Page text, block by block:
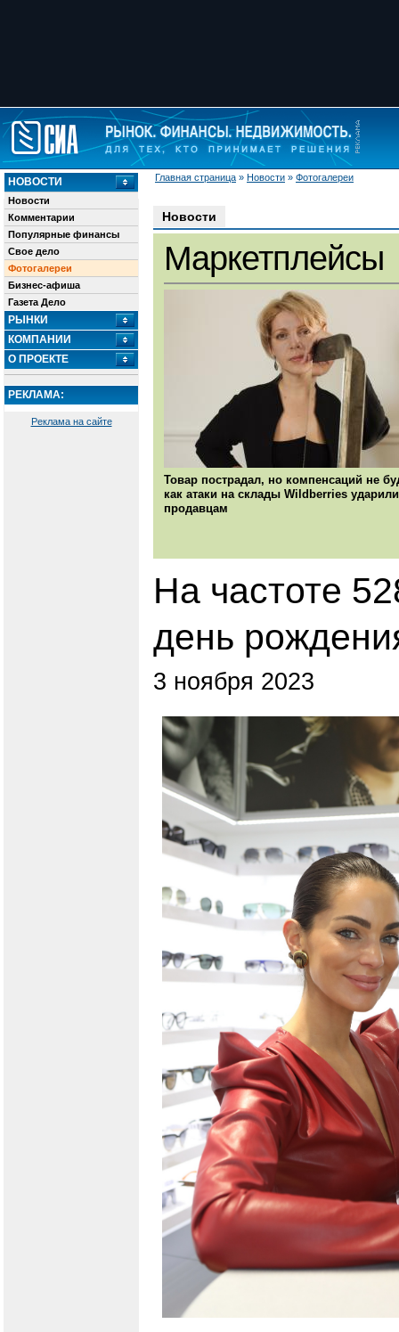
Главная страница » Новости » Фотогалереи
НОВОСТИ
Новости
Комментарии
Популярные финансы
Свое дело
Фотогалереи
Бизнес-афиша
Газета Дело
РЫНКИ
КОМПАНИИ
О ПРОЕКТЕ
РЕКЛАМА:
Реклама на сайте
Новости
Маркетплейсы
Товар пострадал, но компенсаций не
как атаки на склады Wildberries
продавцам
На частоте
день
3 ноября 2023